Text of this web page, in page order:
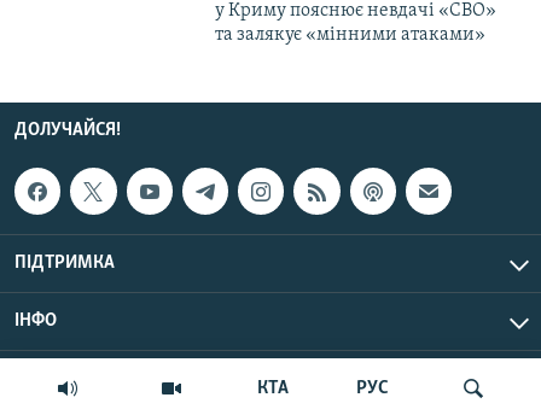
КТА РУС
у Криму пояснює невдачі «СВО»
та залякує «мінними атаками»
ДОЛУЧАЙСЯ!
ПІДТРИМКА
ІНФО
© Крим.Реалії, 2026 | Усі права застережено.